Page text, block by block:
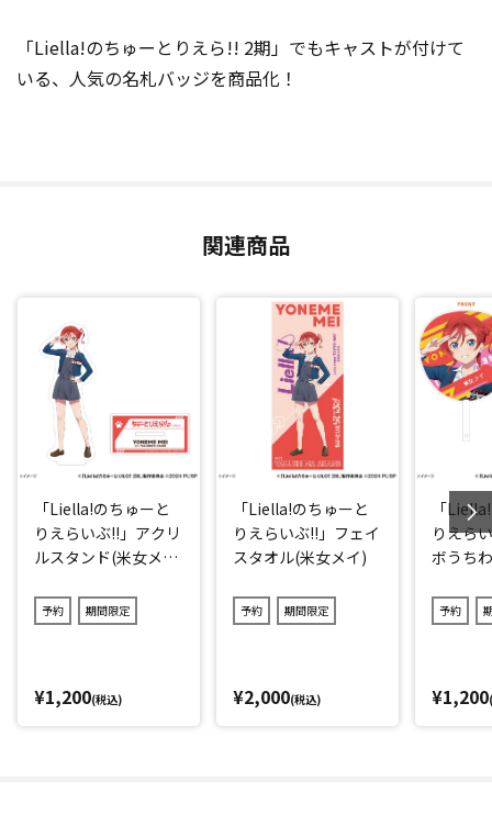
「Liella!のちゅーとりえら!! 2期」でもキャストが付けて
いる、人気の名札バッジを商品化！
関連商品
「Liella!のちゅーと
りえらいぶ!!」アクリ
ルスタンド(米女メ
予約 期間限定
¥1,200(税込)
「Liella!のちゅーと
りえらいぶ!!」フェイ
スタオル(米女メイ)
予約 期間限定
¥2,000(税込)
「
りえら
ボうち
予約
¥1,200